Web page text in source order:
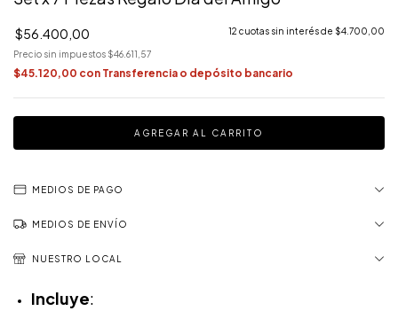
$56.400,00 12 cuotas sin interés de $4.700,00
Precio sin impuestos $46.611,57
$45.120,00 con Transferencia o depósito bancario
MEDIOS DE PAGO
MEDIOS DE ENVÍO
NUESTRO LOCAL
Incluye: